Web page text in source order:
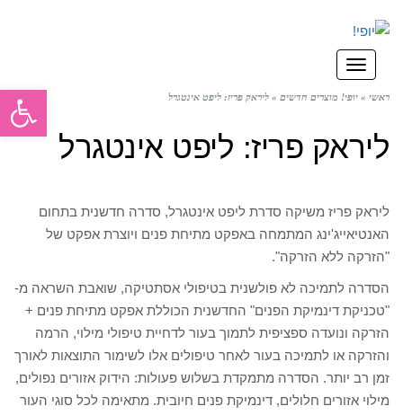
תפריט
ראשי » יופי! מוצרים חדשים » ליראק פריז: ליפט אינטגרל
ליראק פריז: ליפט אינטגרל
ליראק פריז משיקה סדרת ליפט אינטגרל, סדרה חדשנית בתחום
האנטיאייג'ינג המתמחה באפקט מתיחת פנים ויוצרת אפקט של
"הזרקה ללא הזרקה".
הסדרה לתמיכה לא פולשנית בטיפולי אסתטיקה, שואבת השראה מ-
"טכניקת דינמיקת הפנים" החדשנית הכוללת אפקט מתיחת פנים +
הזרקה ונועדה ספציפית לתמוך בעור לדחיית טיפולי מילוי, הרמה
והזרקה או לתמיכה בעור לאחר טיפולים אלו לשימור התוצאות לאורך
זמן רב יותר. הסדרה מתמקדת בשלוש פעולות: הידוק אזורים נפולים,
מילוי אזורים חלולים, דינמיקת פנים חיובית. מתאימה לכל סוגי העור
פתח